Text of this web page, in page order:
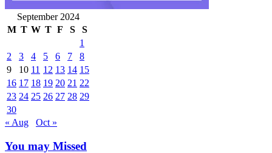
September 2024
M T W T F S
S
1
2
3 4 5 6 7
8
9
10 11 12 13 14 15
16 17 18 19 20 21 22
23 24 25 26 27 28 29
30
« Aug
Oct »
You may Missed